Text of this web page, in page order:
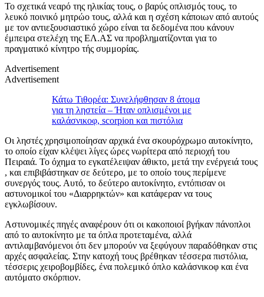
Το σχετικά νεαρό της ηλικίας τους, ο βαρύς οπλισμός τους, το
λευκό ποινικό μητρώο τους, αλλά και η σχέση κάποιων από αυτούς
με τον αντιεξουσιαστικό χώρο είναι τα δεδομένα που κάνουν
έμπειρα στελέχη της ΕΛ.ΑΣ να προβληματίζονται για το
πραγματικό κίνητρο τής συμμορίας.
Advertisement
Advertisement
Κάτω Τιθορέα: Συνελήφθησαν 8 άτομα
για τη ληστεία – Ήταν οπλισμένοι με
καλάσνικοφ, scorpion και πιστόλια
Οι ληστές χρησιμοποίησαν αρχικά ένα σκουρόχρωμο αυτοκίνητο,
το οποίο είχαν κλέψει λίγες ώρες νωρίτερα από περιοχή του
Πειραιά. Το όχημα το εγκατέλειψαν άθικτο, μετά την ενέργειά τους
, και επιβιβάστηκαν σε δεύτερο, με το οποίο τους περίμενε
συνεργός τους. Αυτό, το δεύτερο αυτοκίνητο, εντόπισαν οι
αστυνομικοί του «Διαρρηκτών» και κατάφεραν να τους
εγκλωβίσουν.
Αστυνομικές πηγές αναφέρουν ότι οι κακοποιοί βγήκαν πάνοπλοι
από το αυτοκίνητο με τα όπλα προτεταμένα, αλλά
αντιλαμβανόμενοι ότι δεν μπορούν να ξεφύγουν παραδόθηκαν στις
αρχές ασφαλείας. Στην κατοχή τους βρέθηκαν τέσσερα πιστόλια,
τέσσερις χειροβομβίδες, ένα πολεμικό όπλο καλάσνικοφ και ένα
αυτόματο σκόρπιον.